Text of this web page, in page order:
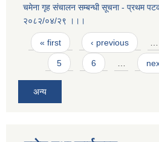
चमेना गृह स‌ंचालन सम्बन्धी सूचना - प्रथम
२०८२/०४/२९ ।।।
Pages
« first ‹ previous …
5 6 …
अन्य